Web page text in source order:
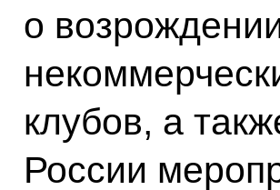
о
клубов, а
России